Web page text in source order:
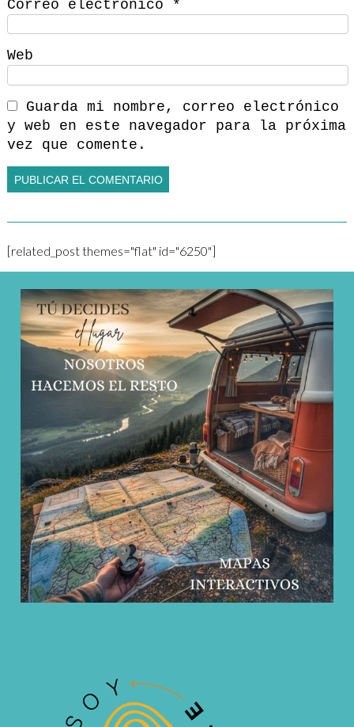
Correo electrónico *
Web
Guarda mi nombre, correo electrónico
y web en este navegador para la próxima
vez que comente.
[related_post themes="flat" id="6250"]